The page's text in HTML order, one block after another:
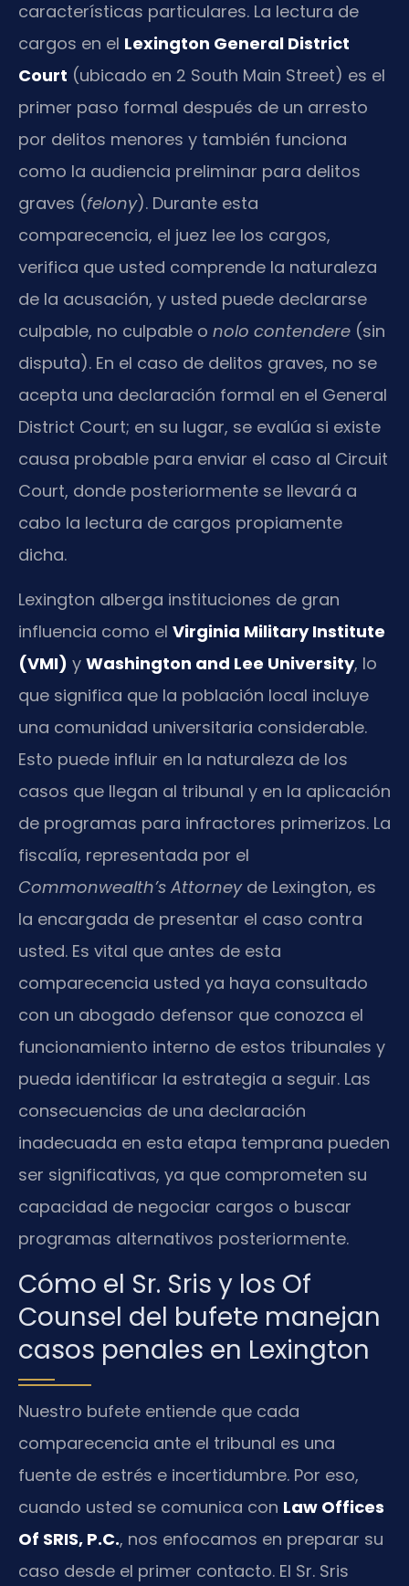
características particulares. La lectura de
cargos en el Lexington General District
Court (ubicado en 2 South Main Street) es el
primer paso formal después de un arresto
por delitos menores y también funciona
como la audiencia preliminar para delitos
graves (felony). Durante esta
comparecencia, el juez lee los cargos,
verifica que usted comprende la naturaleza
de la acusación, y usted puede declararse
culpable, no culpable o nolo contendere (sin
disputa). En el caso de delitos graves, no se
acepta una declaración formal en el General
District Court; en su lugar, se evalúa si existe
causa probable para enviar el caso al Circuit
Court, donde posteriormente se llevará a
cabo la lectura de cargos propiamente
dicha.
Lexington alberga instituciones de gran
influencia como el Virginia Military Institute
(VMI) y Washington and Lee University, lo
que significa que la población local incluye
una comunidad universitaria considerable.
Esto puede influir en la naturaleza de los
casos que llegan al tribunal y en la aplicación
de programas para infractores primerizos. La
fiscalía, representada por el
Commonwealth’s Attorneyde Lexington, es
la encargada de presentar el caso contra
usted. Es vital que antes de esta
comparecencia usted ya haya consultado
con un abogado defensor que conozca el
funcionamiento interno de estos tribunales y
pueda identificar la estrategia a seguir. Las
consecuencias de una declaración
inadecuada en esta etapa temprana pueden
ser significativas, ya que comprometen su
capacidad de negociar cargos o buscar
programas alternativos posteriormente.
Cómo el Sr. Sris y los Of
Counsel del bufete manejan
casos penales en Lexington
Nuestro bufete entiende que cada
comparecencia ante el tribunal es una
fuente de estrés e incertidumbre. Por eso,
cuando usted se comunica con Law Offices
Of SRIS, P.C., nos enfocamos en preparar su
caso desde el primer contacto. El Sr. Sris